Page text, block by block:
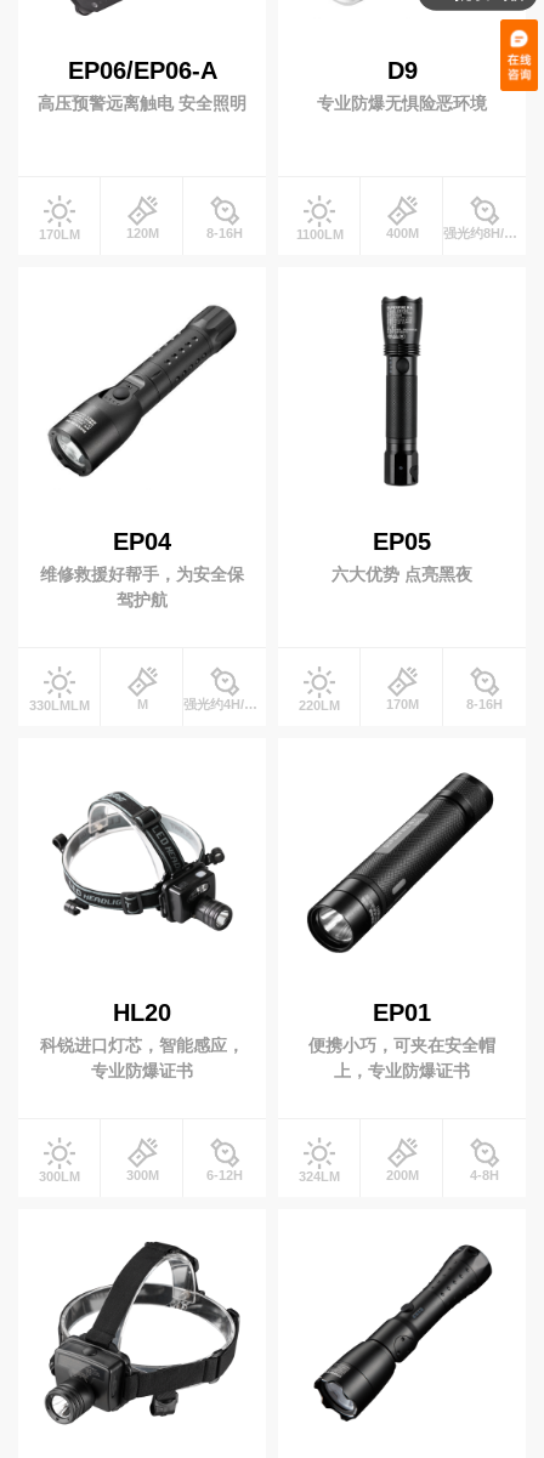
EP06/EP06-A
高压预警远离触电 安全照明
170LM 120M 8-16H
D9
专业防爆无惧险恶环境
1100LM 400M 强光约8H/工作光约16HH
EP04
维修救援好帮手，为安全保
驾护航
330LMLM M 强光约4H/工作光约8HH
EP05
六大优势 点亮黑夜
220LM 170M 8-16H
HL20
科锐进口灯芯，智能感应，
专业防爆证书
300LM 300M 6-12H
EP01
便携小巧，可夹在安全帽
上，专业防爆证书
324LM 200M 4-8H